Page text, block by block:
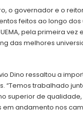
o governador e o
feitos ao longo dos
pela primeira vez
das melhores
Dino ressaltou a
“Temos trabalhado
superior de
andamento nos